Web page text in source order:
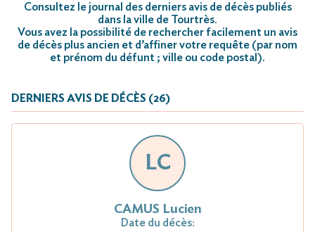
Consultez le journal des derniers avis de décès publiés
dans la ville de Tourtrès.
Vous avez la possibilité de rechercher facilement un avis
de décès plus ancien et d’affiner votre requête (par nom
et prénom du défunt ; ville ou code postal).
DERNIERS AVIS DE DÉCÈS (26)
LC
CAMUS Lucien
Date du décès: